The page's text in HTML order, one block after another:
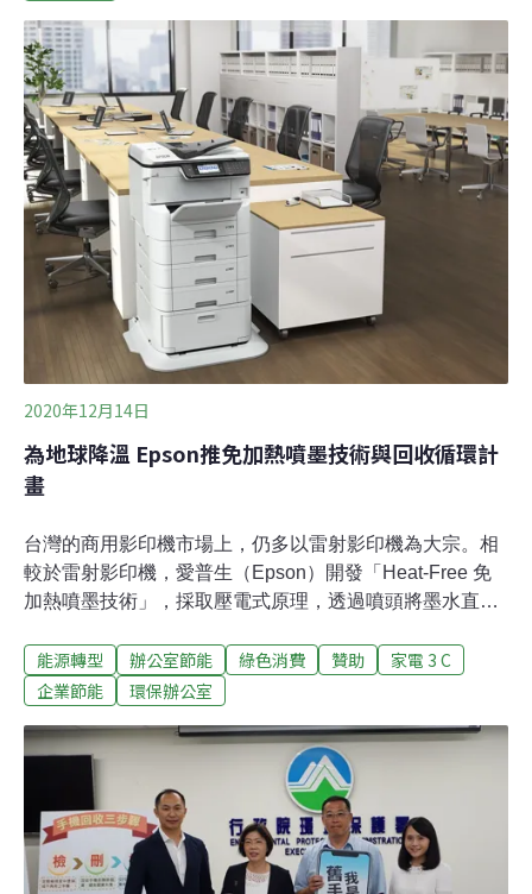
一半的廢棄電池沒有進入回收體系中。廢棄電池中含有
鉛、鋅、錳、鎳、鈷、鐵、鋰、鎘和汞等金屬，若散逸到
環境中會造成土壤及地下水污染，即使送入焚化爐，也會
造成空氣污染，影響人體健康。為防止廢棄電池對環境遭
成的污染，環保署近年積極推動電池回收再利用，回收率
已從2001年約10%成長到近47%。環保署回收基管會表
示，這樣回收率仍有努力的空間，因此每年都會舉行加碼
活動，向全民推廣電池回收的重要性，鼓勵民眾將廢棄電
池、行動電源拿出來
2020年12月14日
為地球降溫 Epson推免加熱噴墨技術與回收循環計
畫
台灣的商用影印機市場上，仍多以雷射影印機為大宗。相
較於雷射影印機，愛普生（Epson）開發「Heat-Free 免
加熱噴墨技術」，採取壓電式原理，透過噴頭將墨水直接
費能源的零件。為環境友善而生的列印技術：免加熱、結
構設計簡單「Heat-Free 免加熱噴墨技術」採用壓電式的
震動，將墨水噴印到紙張上。相較於雷射影印機在列印過
程中需要多次加熱[1] ，以環境友善為出發，Epson 近年選
擇以「Heat-Free 噴墨技術」逐漸取代雷射技術，減少影
印機的電力耗用。台灣愛普生列印科技事業部總經理輝偉
偉表示，噴墨影印機的構造相對單純，相較一般彩色雷射
影印機需要加熱器、感光滾筒、轉寫單元等，減少了59％
能源轉型 辦公室節能 綠色消費 贊助
家電 3 C
企業節能
環保辦公室